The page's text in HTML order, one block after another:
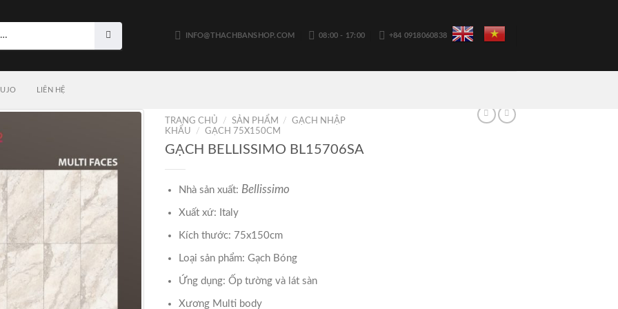
INFO@THACHBANSHOP.COM 08:00 - 17:00 +84 0918060838
LUJO LIÊN HỆ
TRANG CHỦ / SẢN PHẨM /
GẠCH NHẬP
KHẨU
/ GẠCH 75X150CM
GẠCH BELLISSIMO BL15706SA
Nhà sản xuất: Bellissimo
Xuất xứ: Italy
Kích thước: 75x150cm
Loại sản phẩm: Gạch Bóng
Ứng dụng: Ốp tường và lát sàn
Xương Multi body